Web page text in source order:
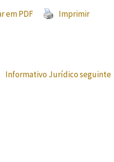
em PDF Imprimir
Informativo Jurídico seguinte